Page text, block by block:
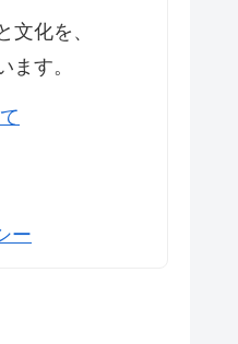
文化を、
ます。
ー